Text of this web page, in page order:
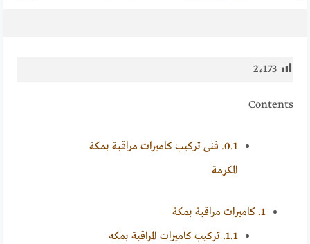
2٬173
Contents
0.1. فنى تركيب كاميرات مراقبة بمكة
المكرمة
1. كاميرات مراقبة بمكة
1.1. تركيب كاميرات المراقبة بمكه